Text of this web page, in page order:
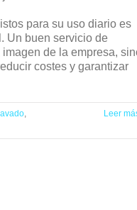
para su uso diario es
Un buen servicio de
de la empresa,
costes y garantizar
,
Leer